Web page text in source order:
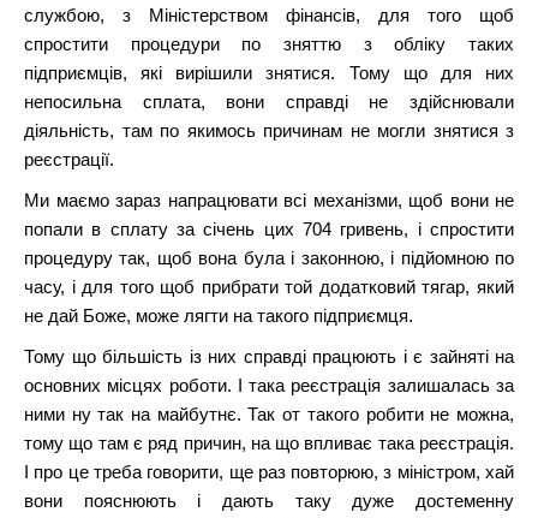
службою, з Міністерством фінансів, для того щоб
спростити процедури по зняттю з обліку таких
підприємців, які вирішили знятися. Тому що для них
непосильна сплата, вони справді не здійснювали
діяльність, там по якимось причинам не могли знятися з
реєстрації.
Ми маємо зараз напрацювати всі механізми, щоб вони не
попали в сплату за січень цих 704 гривень, і спростити
процедуру так, щоб вона була і законною, і підйомною по
часу, і для того щоб прибрати той додатковий тягар, який
не дай Боже, може лягти на такого підприємця.
Тому що більшість із них справді працюють і є зайняті на
основних місцях роботи. І така реєстрація залишалась за
ними ну так на майбутнє. Так от такого робити не можна,
тому що там є ряд причин, на що впливає така реєстрація.
І про це треба говорити, ще раз повторюю, з міністром, хай
вони пояснюють і дають таку дуже достеменну